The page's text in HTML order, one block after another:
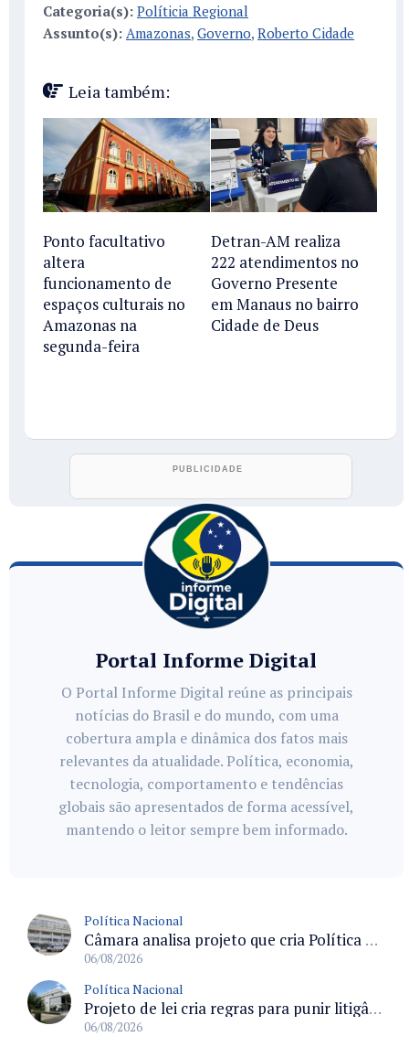
Categoria(s): Políticia Regional
Assunto(s): Amazonas, Governo, Roberto Cidade
Leia também:
Ponto facultativo
altera
funcionamento de
espaços culturais no
Amazonas na
segunda-feira
Detran-AM realiza
222 atendimentos no
Governo Presente
em Manaus no bairro
Cidade de Deus
Portal Informe Digital
O Portal Informe Digital reúne as principais
notícias do Brasil e do mundo, com uma
cobertura ampla e dinâmica dos fatos mais
relevantes da atualidade. Política, economia,
tecnologia, comportamento e tendências
globais são apresentados de forma acessível,
mantendo o leitor sempre bem informado.
Política Nacional
Câmara analisa projeto que cria Política Nacional de Qualificação e Valorização da Preceptoria na Residência Médica
06/08/2026
Política Nacional
Projeto de lei cria regras para punir litigância abusiva reversa e integrar sistemas do Judiciário
06/08/2026